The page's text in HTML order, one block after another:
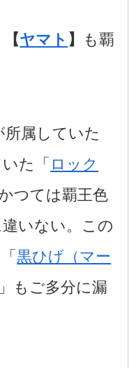
【ヤマト 】
も覇
属していた
た「 ロック
つては覇王色
いない。この
黒ひげ（マー
」もご多分に漏